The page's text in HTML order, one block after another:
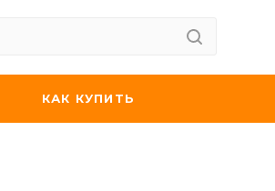
КАК КУПИТЬ